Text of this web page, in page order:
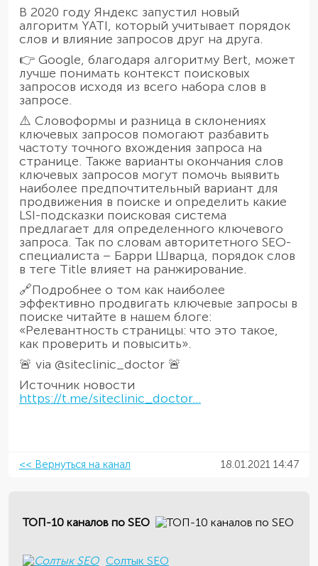
В 2020 году Яндекс запустил новый
алгоритм YATI, который учитывает порядок
слов и влияние запросов друг на друга.
👉 Google, благодаря алгоритму Bert, может
лучше понимать контекст поисковых
запросов исходя из всего набора слов в
запросе.
⚠️ Словоформы и разница в склонениях
ключевых запросов помогают разбавить
частоту точного вхождения запроса на
странице. Также варианты окончания слов
ключевых запросов могут помочь выявить
наиболее предпочтительный вариант для
продвижения в поиске и определить какие
LSI-подсказки поисковая система
предлагает для определенного ключевого
запроса. Так по словам авторитетного SEO-
специалиста – Барри Шварца, порядок слов
в теге Title влияет на ранжирование.
🔗Подробнее о том как наиболее
эффективно продвигать ключевые запросы в
поиске читайте в нашем блоге:
«Релевантность страницы: что это такое,
как проверить и повысить».
🚨 via @siteclinic_doctor 🚨
Источник новости
https://t.me/siteclinic_doctor...
<< Вернуться на канал 18.01.2021 14:47
ТОП-10 каналов по SEO
Солтык SEO